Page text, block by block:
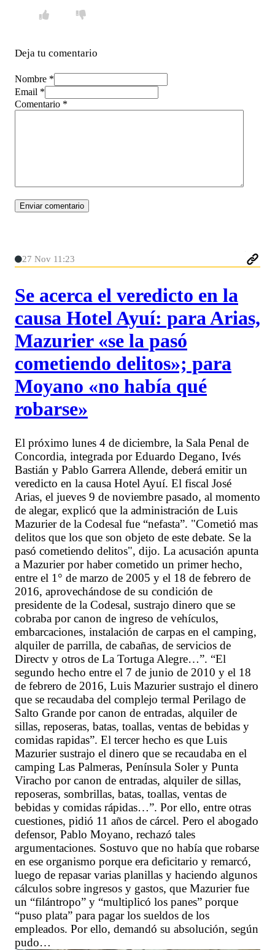
Deja tu comentario
Nombre *
Email *
Comentario *
27 Nov 11:23
Se acerca el veredicto en la
causa Hotel Ayuí: para Arias,
Mazurier «se la pasó
cometiendo delitos»; para
Moyano «no había qué
robarse»
El próximo lunes 4 de diciembre, la Sala Penal de
Concordia, integrada por Eduardo Degano, Ivés
Bastián y Pablo Garrera Allende, deberá emitir un
veredicto en la causa Hotel Ayuí. El fiscal José
Arias, el jueves 9 de noviembre pasado, al momento
de alegar, explicó que la administración de Luis
Mazurier de la Codesal fue “nefasta”. "Cometió mas
delitos que los que son objeto de este debate. Se la
pasó cometiendo delitos", dijo. La acusación apunta
a Mazurier por haber cometido un primer hecho,
entre el 1° de marzo de 2005 y el 18 de febrero de
2016, aprovechándose de su condición de
presidente de la Codesal, sustrajo dinero que se
cobraba por canon de ingreso de vehículos,
embarcaciones, instalación de carpas en el camping,
alquiler de parrilla, de cabañas, de servicios de
Directv y otros de La Tortuga Alegre…”. “El
segundo hecho entre el 7 de junio de 2010 y el 18
de febrero de 2016, Luis Mazurier sustrajo el dinero
que se recaudaba del complejo termal Perilago de
Salto Grande por canon de entradas, alquiler de
sillas, reposeras, batas, toallas, ventas de bebidas y
comidas rapidas”. El tercer hecho es que Luis
Mazurier sustrajo el dinero que se recaudaba en el
camping Las Palmeras, Península Soler y Punta
Viracho por canon de entradas, alquiler de sillas,
reposeras, sombrillas, batas, toallas, ventas de
bebidas y comidas rápidas…”. Por ello, entre otras
cuestiones, pidió 11 años de cárcel. Pero el abogado
defensor, Pablo Moyano, rechazó tales
argumentaciones. Sostuvo que no había que robarse
en ese organismo porque era deficitario y remarcó,
luego de repasar varias planillas y haciendo algunos
cálculos sobre ingresos y gastos, que Mazurier fue
un “filántropo” y “multiplicó los panes” porque
“puso plata” para pagar los sueldos de los
empleados. Por ello, demandó su absolución, según
pudo…